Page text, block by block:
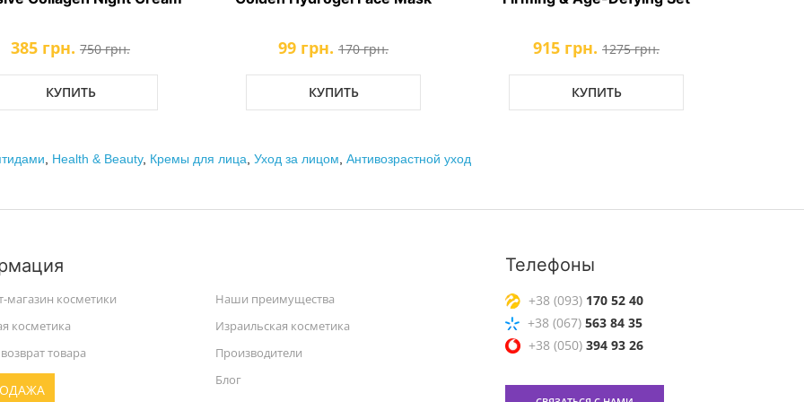
99 грн. 915 грн. 445 грн.
Health & Beauty, Кремы для лица Уход за лицом Антивозрастной уход
магазин косметики
Наши преимущества
косметика
Израильская косметика
товара
Производители
Блог
Телефоны
+38 (093) 170 52 40
+38 (067) 563 84 35
+38 (050) 394 93 26